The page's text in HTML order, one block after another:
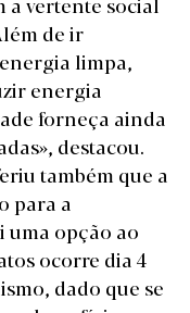
de ir
limpa,
energia
forneça ainda
destacou.
também que a
para a
opção ao
ocorre dia 4
dado que se